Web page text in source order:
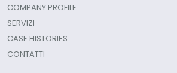
COMPANY PROFILE
SERVIZI
CASE HISTORIES
CONTATTI